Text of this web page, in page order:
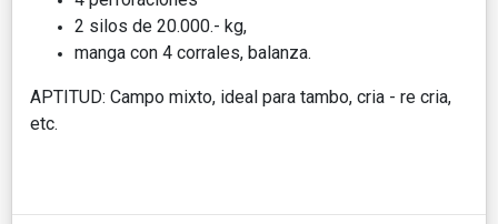
2 silos de 20.000.- kg,
manga con 4 corrales, balanza.
APTITUD: Campo mixto, ideal para tambo, cria - re cria,
etc.